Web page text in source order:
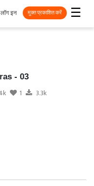
☰
लॉग इन मुक्त प्रकाशित करें
- 03
1 3.3k